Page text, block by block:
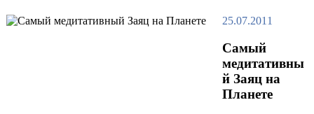
25.07.2011
Самый
медитативны
й Заяц на
Планете